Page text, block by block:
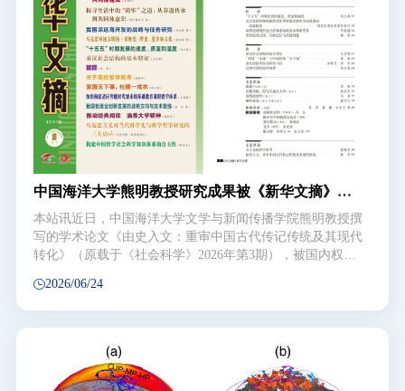
洋规则话语权具有重要参考价值。
中国海洋大学熊明教授研究成果被《新华文摘》全
文转载
本站讯近日，中国海洋大学文学与新闻传播学院熊明教授撰
写的学术论文《由史入文：重审中国古代传记传统及其现代
转化》（原载于《社会科学》2026年第3期），被国内权威
古代传记传统的历史过程、身份属性、基本形态及其现代转
化为核心议题，系统考察中国传记传统的发生、发展与演变
过程。研究指出，中国古代传记孕育于先秦典籍的传人意
识，在《史记》中完成体制创制与书写范式的确立，并在长
期发展中形成列传与杂传并行发展的基本格局。作为中国传
统学术体系中的重要文类，传记虽长期被归入史部，具有明
2026/06/24